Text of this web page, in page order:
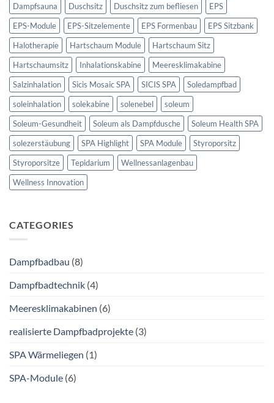
Dampfsauna
Duschsitz Duschsitz zum befliesen
EPS
EPS-Module
EPS-Sitzelemente EPS Formenbau
EPS Sitzbank
Halotherapie
Hartschaum Module
Hartschaum Sitz
Hartschaumsitz
Inhalationskabine
Meeresklimakabine
Salzinhalation
Sicis Mosaic SPA SICIS SPA
Soledampfbad
soleinhalation
solekabine solenebel
soleum
Soleum-Gesundheit
Soleum als Dampfdusche
Soleum Health SPA
solezerstäubung
SPA Highlight SPA Module
Styroporsitz
Styroporsitze
Tepidarium
Wellnessanlagenbau
Wellness Innovation
CATEGORIES
Dampfbadbau (8)
Dampfbadtechnik (4)
Meeresklimakabinen (6)
realisierte Dampfbadprojekte (3)
SPA Wärmeliegen (1)
SPA-Module (6)